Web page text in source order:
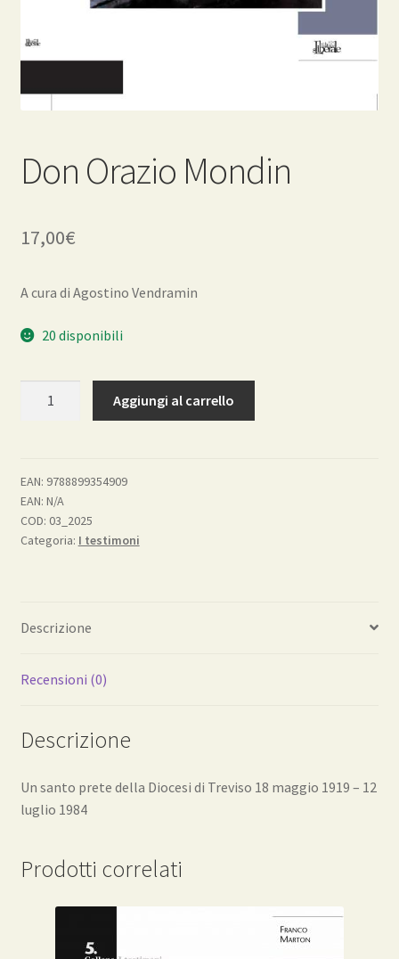
Don Orazio Mondin
17,00€
A cura di Agostino Vendramin
20 disponibili
Aggiungi al carrello
EAN: 9788899354909
EAN: N/A
COD: 03_2025
Categoria: I testimoni
Descrizione
Recensioni (0)
Descrizione
Un santo prete della Diocesi di Treviso 18 maggio 1919 – 12
luglio 1984
Prodotti correlati